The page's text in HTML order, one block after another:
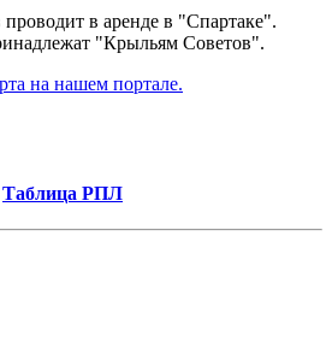
в аренде в "Спартаке".
"Крыльям Советов".
на нашем портале.
Таблица РПЛ